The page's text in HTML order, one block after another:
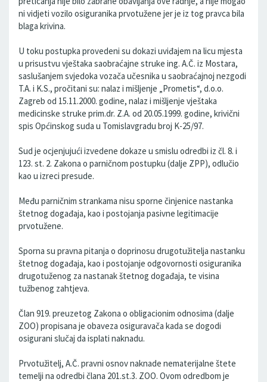
ni vidjeti vozilo osiguranika prvotužene jer je iz tog pravca bila
blaga krivina.
U toku postupka provedeni su dokazi uviđajem na licu mjesta
u prisustvu vještaka saobraćajne struke ing. A.Č. iz Mostara,
saslušanjem svjedoka vozača učesnika u saobraćajnoj nezgodi
T.A. i K.S., pročitani su: nalaz i mišljenje „Prometis“, d.o.o.
Zagreb od 15.11.2000. godine, nalaz i mišljenje vještaka
medicinske struke prim.dr. Z.A. od 20.05.1999. godine, krivični
spis Općinskog suda u Tomislavgradu broj K-25/97.
Sud je ocjenjujući izvedene dokaze u smislu odredbi iz čl. 8. i
123. st. 2. Zakona o parničnom postupku (dalje ZPP), odlučio
kao u izreci presude.
Među parničnim strankama nisu sporne činjenice nastanka
štetnog događaja, kao i postojanja pasivne legitimacije
prvotužene.
Sporna su pravna pitanja o doprinosu drugotužitelja nastanku
štetnog događaja, kao i postojanje odgovornosti osiguranika
drugotuženog za nastanak štetnog događaja, te visina
tužbenog zahtjeva.
Član 919. preuzetog Zakona o obligacionim odnosima (dalje
ZOO) propisana je obaveza osiguravača kada se dogodi
osigurani slučaj da isplati naknadu.
Prvotužitelj, A.Č. pravni osnov naknade nematerijalne štete
temelji na odredbi člana 201.st.3. ZOO. Ovom odredbom je